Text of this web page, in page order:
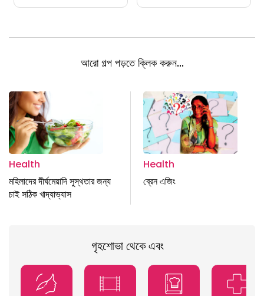
আরো গল্প পড়তে ক্লিক করুন...
Health
মহিলাদের দীর্ঘমেয়াদি সুস্থতার জন্য
চাই সঠিক খাদ্যাভ্যাস
Health
ব্রেন এজিং
গৃহশোভা থেকে এবং